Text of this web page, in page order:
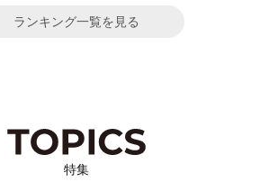
ランキング一覧を見る
特集